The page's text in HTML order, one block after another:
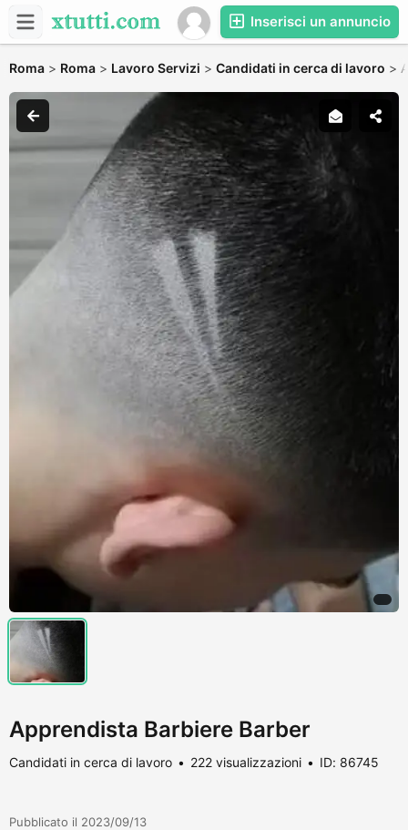
Inserisci un annuncio
Roma > Roma > Lavoro Servizi > Candidati in cerca di lavoro >
Apprendista Barbiere Barber
Candidati in cerca di lavoro 222 visualizzazioni ID: 86745
Pubblicato il 2023/09/13